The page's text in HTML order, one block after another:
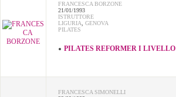
FRANCESCA BORZONE
21/01/1993
ISTRUTTORE
LIGURIA
GENOVA
PILATES
PILATES REFORMER I LIVELLO
FRANCESCA SIMONELLI